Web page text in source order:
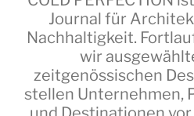
Journal für
Nachhaltigkeit.
wir
zeitgenössischen
stellen Unternehmen,